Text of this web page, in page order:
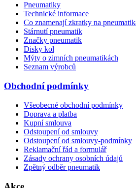
Pneumatiky
Technické informace
Co znamenají zkratky na
Stárnutí pneumatik
Značky pneumatik
Disky kol
Mýty o zimních pneumatikách
Seznam výrobců
Obchodní podmínky
Všeobecné obchodní podmínky
Doprava a platba
Kupní smlouva
Odstoupení od smlouvy
Odstoupení od smlouvy-podmínky
Reklamační řád a formulář
Zásady ochrany osobních údajů
Zpětný odběr pneumatik